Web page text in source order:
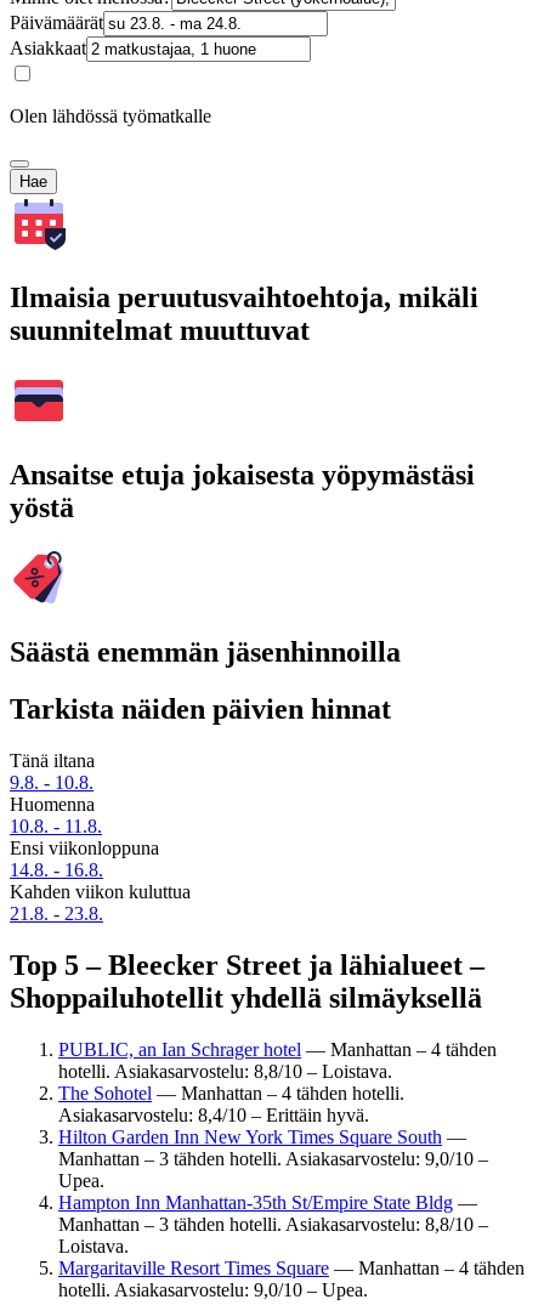
Päivämäärät
Asiakkaat
Olen lähdössä työmatkalle
Hae
Ilmaisia peruutusvaihtoehtoja, mikäli
suunnitelmat muuttuvat
Ansaitse etuja jokaisesta yöpymästäsi
yöstä
Säästä enemmän jäsenhinnoilla
Tarkista näiden päivien hinnat
Tänä iltana
9.8. - 10.8.
Huomenna
10.8. - 11.8.
Ensi viikonloppuna
14.8. - 16.8.
Kahden viikon kuluttua
21.8. - 23.8.
Top 5 – Bleecker Street ja lähialueet –
Shoppailuhotellit yhdellä silmäyksellä
PUBLIC, an Ian Schrager hotel — Manhattan – 4 tähden
hotelli. Asiakasarvostelu: 8,8/10 – Loistava.
The Sohotel — Manhattan – 4 tähden hotelli.
Asiakasarvostelu: 8,4/10 – Erittäin hyvä.
Hilton Garden Inn New York Times Square South —
Manhattan – 3 tähden hotelli. Asiakasarvostelu: 9,0/10 –
Upea.
Hampton Inn Manhattan-35th St/Empire State Bldg —
Manhattan – 3 tähden hotelli. Asiakasarvostelu: 8,8/10 –
Loistava.
Margaritaville Resort Times Square — Manhattan – 4 tähden
hotelli. Asiakasarvostelu: 9,0/10 – Upea.